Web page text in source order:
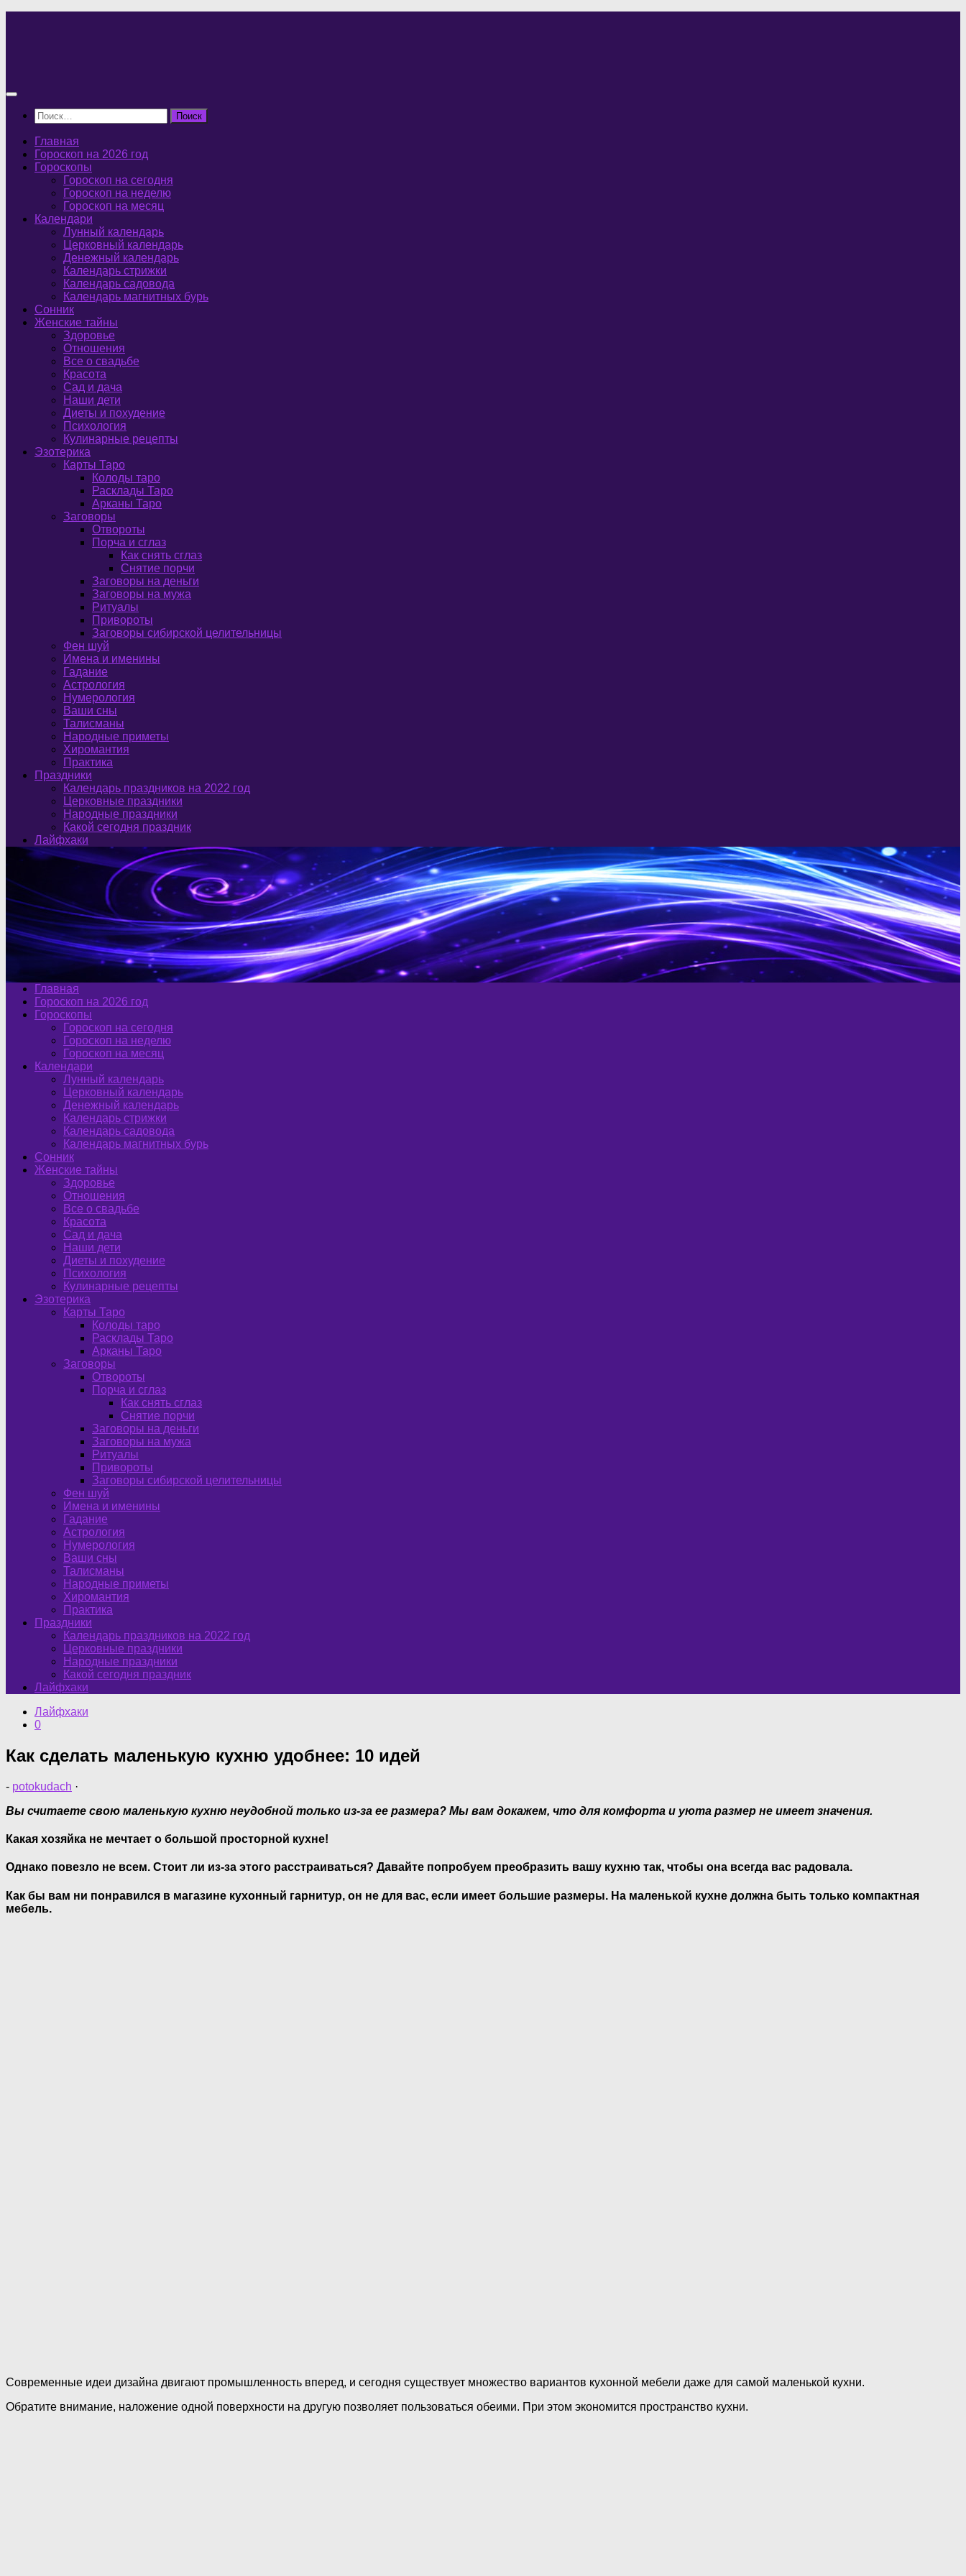
Найти:
Главная
Гороскоп на 2026 год
Гороскопы
Гороскоп на сегодня
Гороскоп на неделю
Гороскоп на месяц
Календари
Лунный календарь
Церковный календарь
Денежный календарь
Календарь стрижки
Календарь садовода
Календарь магнитных бурь
Сонник
Женские тайны
Здоровье
Отношения
Все о свадьбе
Красота
Сад и дача
Наши дети
Диеты и похудение
Психология
Кулинарные рецепты
Эзотерика
Карты Таро
Колоды таро
Расклады Таро
Арканы Таро
Заговоры
Отвороты
Порча и сглаз
Как снять сглаз
Снятие порчи
Заговоры на деньги
Заговоры на мужа
Ритуалы
Привороты
Заговоры сибирской целительницы
Фен шуй
Имена и именины
Гадание
Астрология
Нумерология
Ваши сны
Талисманы
Народные приметы
Хиромантия
Практика
Праздники
Календарь праздников на 2022 год
Церковные праздники
Народные праздники
Какой сегодня праздник
Лайфхаки
Главная
Гороскоп на 2026 год
Гороскопы
Гороскоп на сегодня
Гороскоп на неделю
Гороскоп на месяц
Календари
Лунный календарь
Церковный календарь
Денежный календарь
Календарь стрижки
Календарь садовода
Календарь магнитных бурь
Сонник
Женские тайны
Здоровье
Отношения
Все о свадьбе
Красота
Сад и дача
Наши дети
Диеты и похудение
Психология
Кулинарные рецепты
Эзотерика
Карты Таро
Колоды таро
Расклады Таро
Арканы Таро
Заговоры
Отвороты
Порча и сглаз
Как снять сглаз
Снятие порчи
Заговоры на деньги
Заговоры на мужа
Ритуалы
Привороты
Заговоры сибирской целительницы
Фен шуй
Имена и именины
Гадание
Астрология
Нумерология
Ваши сны
Талисманы
Народные приметы
Хиромантия
Практика
Праздники
Календарь праздников на 2022 год
Церковные праздники
Народные праздники
Какой сегодня праздник
Лайфхаки
Лайфхаки
0
Как сделать маленькую кухню удобнее: 10 идей
- potokudach ·
Вы считаете свою маленькую кухню неудобной только из-за ее размера? Мы вам докажем, что для комфорта и уюта размер не имеет значения.
Какая хозяйка не мечтает о большой просторной кухне!
Однако повезло не всем. Стоит ли из-за этого расстраиваться? Давайте попробуем преобразить вашу кухню так, чтобы она всегда вас радовала.
Как бы вам ни понравился в магазине кухонный гарнитур, он не для вас, если имеет большие размеры. На маленькой кухне должна быть только компактная
мебель.
Современные идеи дизайна двигают промышленность вперед, и сегодня существует множество вариантов кухонной мебели даже для самой маленькой кухни.
Обратите внимание, наложение одной поверхности на другую позволяет пользоваться обеими. При этом экономится пространство кухни.